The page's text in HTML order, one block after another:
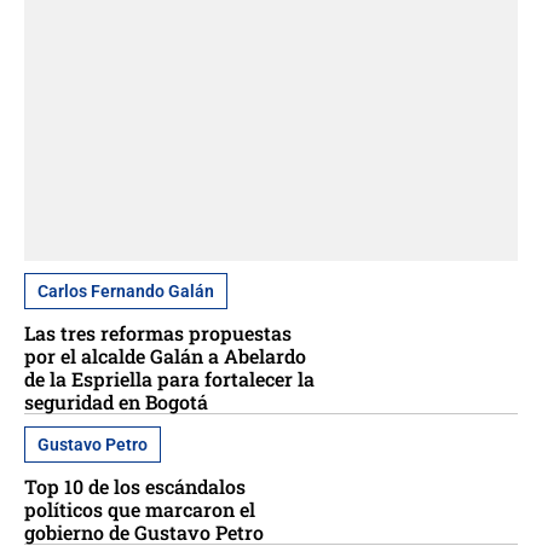
Carlos Fernando Galán
Las tres reformas propuestas
por el alcalde Galán a Abelardo
de la Espriella para fortalecer la
seguridad en Bogotá
Gustavo Petro
Top 10 de los escándalos
políticos que marcaron el
gobierno de Gustavo Petro